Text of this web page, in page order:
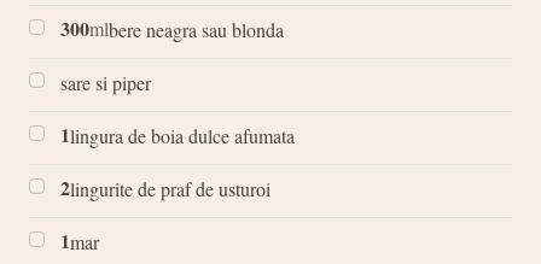
300mlbere neagra sau blonda
sare si piper
1lingura de boia dulce afumata
2lingurite de praf de usturoi
1mar